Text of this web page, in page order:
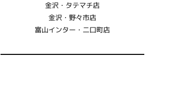
金沢・タテマチ店
金沢・野々市店
富山インター・二口町店
━━━━━━━━━━━━━━━━━━━━━